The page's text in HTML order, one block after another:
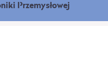
Przemysłowej